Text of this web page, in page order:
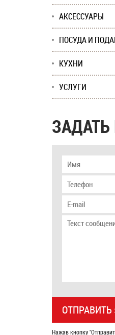
АКСЕССУАРЫ
ПОСУДА И
КУХНИ
УСЛУГИ
Нажав кнопку